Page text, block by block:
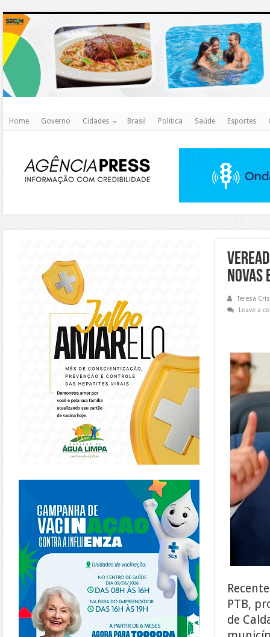
Home Governo Cidades Brasil Politica Saúde Esportes
Teresa
Leave a
PTB,
de
https://piracanjuba.go.gov.br/